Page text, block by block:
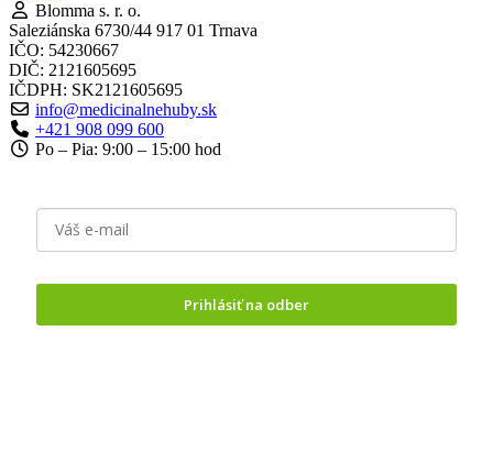
Blomma s. r. o.
Saleziánska 6730/44 917 01 Trnava
IČO: 54230667
DIČ: 2121605695
IČDPH: SK2121605695
info@medicinalnehuby.sk
+421 908 099 600
Po – Pia: 9:00 – 15:00 hod
Prihlásiť na odber